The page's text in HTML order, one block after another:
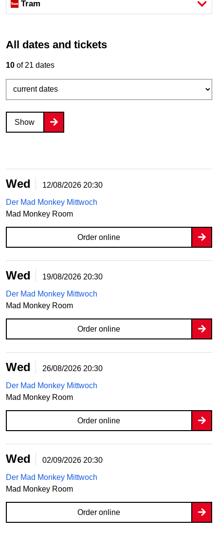
Tram
All dates and tickets
10 of 21 dates
Show
Wed 12/08/2026 20:30
Der Mad Monkey Mittwoch
Mad Monkey Room
Order online
Wed 19/08/2026 20:30
Der Mad Monkey Mittwoch
Mad Monkey Room
Order online
Wed 26/08/2026 20:30
Der Mad Monkey Mittwoch
Mad Monkey Room
Order online
Wed 02/09/2026 20:30
Der Mad Monkey Mittwoch
Mad Monkey Room
Order online